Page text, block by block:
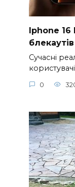
Iphone 16
блекаутів
Сучасні
0